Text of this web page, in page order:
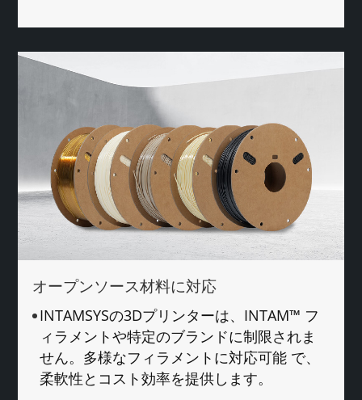
オープンソース材料に対応
INTAMSYSの3Dプリンターは、INTAM™ フ
ィラメントや特定のブランドに制限されま
せん。多様なフィラメントに対応可能 で、
柔軟性とコスト効率を提供します。